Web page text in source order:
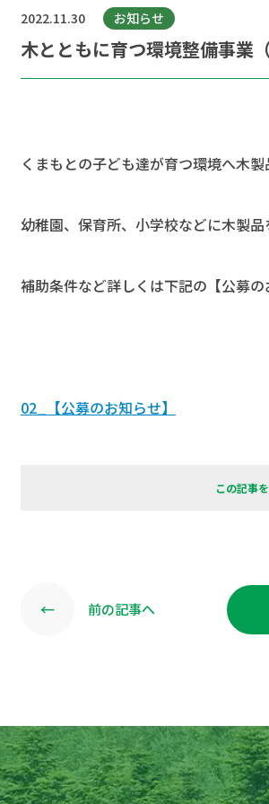
2022.11.30 お知らせ
木とともに育つ環境整備事業
くまもとの子ども達が育つ環境へ木
幼稚園、保育所、小学校などに木製
補助条件など詳しくは下記の【公募
02_【公募のお知らせ】
この記事
← 前の記事へ